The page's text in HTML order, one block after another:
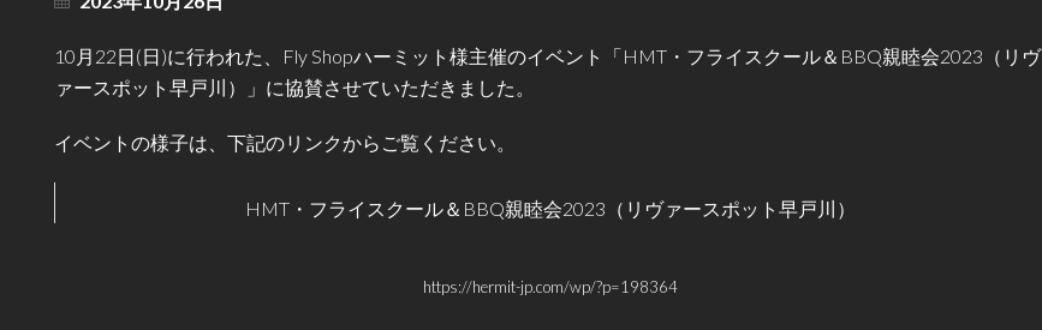
10月22日(日)に行われた、Fly Shopハーミット様主催のイベント「HMT・フライスクール＆BBQ親睦会2023（リヴ
ァースポット早戸川）」に協賛させていただきました。
イベントの様子は、下記のリンクからご覧ください。
HMT・フライスクール＆BBQ親睦会2023（リヴァースポット早戸川）
https://hermit-jp.com/wp/?p=198364